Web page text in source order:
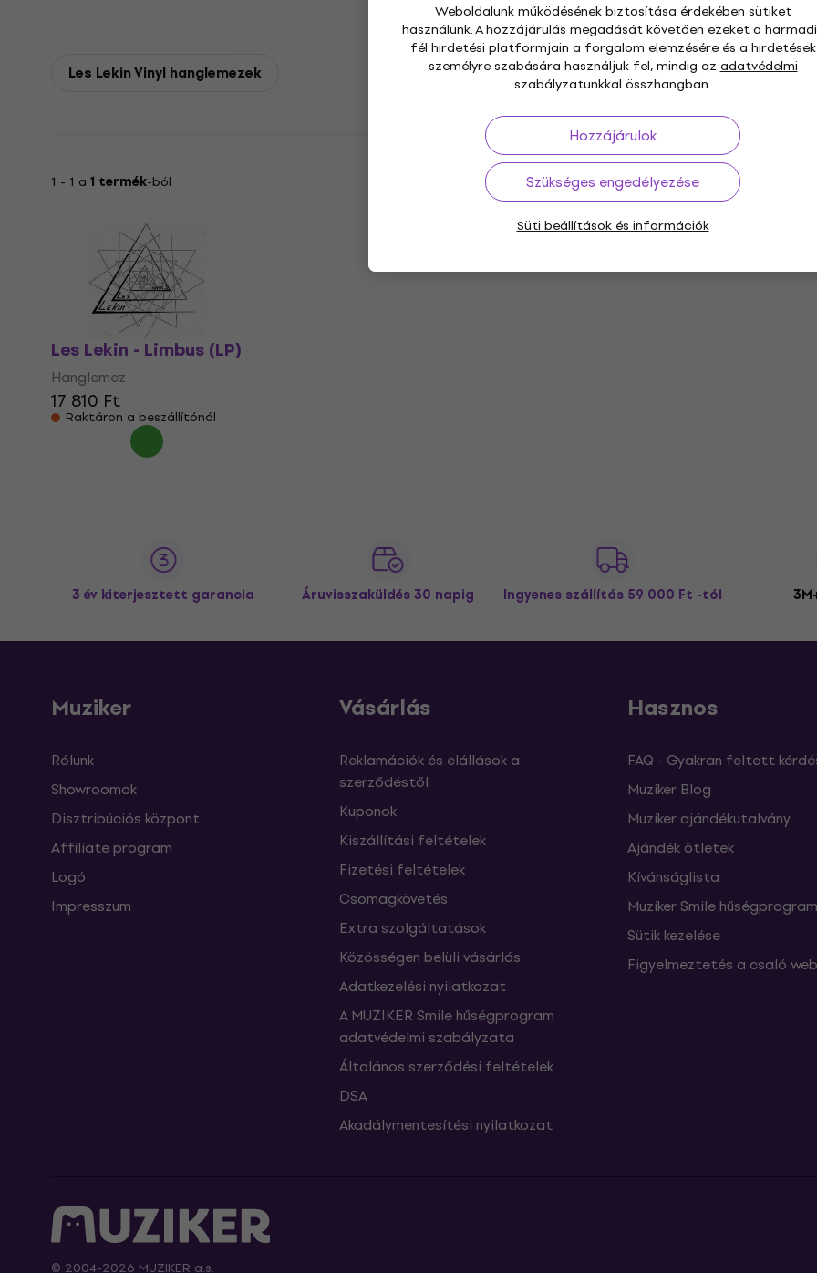
Weboldalunk működésének biztosítása érdekében sütiket
használunk. A hozzájárulás megadását követően ezeket a
fél hirdetési platformjain a forgalom elemzésére és a hirdetések
személyre szabására használjuk fel, mindig azadatvédelmi
szabályzatunkkal összhangban.
Hozzájárulok
Szükséges engedélyezése
Süti beállítások és információk
Les Lekin Vinyl hanglemezek
1 - 1 a 1 termék-ból
Les Lekin - Limbus (LP)
Hanglemez
17 810 Ft
Raktáron a beszállítónál
3 év kiterjesztett garancia Áruvisszaküldés 30 napig Ingyenes szállítás 59 000 Ft -tól
Muziker
Rólunk
Showroomok
Disztribúciós központ
Affiliate program
Logó
Impresszum
Vásárlás
Reklamációk és elállások a
szerződéstől
Kuponok
Kiszállítási feltételek
Fizetési feltételek
Csomagkövetés
Extra szolgáltatások
Közösségen belüli vásárlás
Adatkezelési nyilatkozat
A MUZIKER Smile hűségprogram
adatvédelmi szabályzata
Általános szerződési feltételek
DSA
Akadálymentesítési nyilatkozat
Hasznos
FAQ - Gyakran feltett
Muziker Blog
Muziker ajándékutalvány
Ajándék ötletek
Kívánságlista
Muziker Smile hűségprogram
Sütik kezelése
Figyelmeztetés a csaló
© 2004-2026 MUZIKER a.s.